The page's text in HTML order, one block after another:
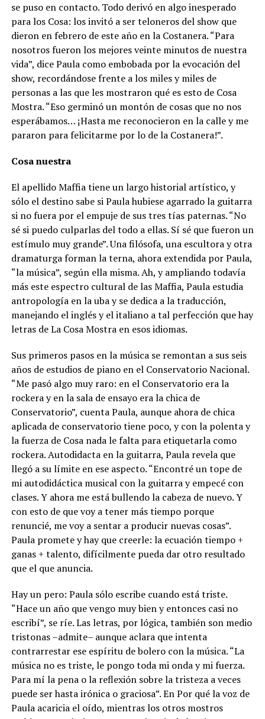
se puso en contacto. Todo derivó en algo inesperado
para los Cosa: los invitó a ser teloneros del show que
dieron en febrero de este año en la Costanera. “Para
nosotros fueron los mejores veinte minutos de nuestra
vida”, dice Paula como embobada por la evocación del
show, recordándose frente a los miles y miles de
personas a las que les mostraron qué es esto de Cosa
Mostra. “Eso germinó un montón de cosas que no nos
esperábamos… ¡Hasta me reconocieron en la calle y me
pararon para felicitarme por lo de la Costanera!”.
Cosa nuestra
El apellido Maffia tiene un largo historial artístico, y
sólo el destino sabe si Paula hubiese agarrado la guitarra
si no fuera por el empuje de sus tres tías paternas. “No
sé si puedo culparlas del todo a ellas. Sí sé que fueron un
estímulo muy grande”. Una filósofa, una escultora y otra
dramaturga forman la terna, ahora extendida por Paula,
“la música”, según ella misma. Ah, y ampliando todavía
más este espectro cultural de las Maffia, Paula estudia
antropología en la uba y se dedica a la traducción,
manejando el inglés y el italiano a tal perfección que hay
letras de La Cosa Mostra en esos idiomas.
Sus primeros pasos en la música se remontan a sus seis
años de estudios de piano en el Conservatorio Nacional.
“Me pasó algo muy raro: en el Conservatorio era la
rockera y en la sala de ensayo era la chica de
Conservatorio”, cuenta Paula, aunque ahora de chica
aplicada de conservatorio tiene poco, y con la polenta y
la fuerza de Cosa nada le falta para etiquetarla como
rockera. Autodidacta en la guitarra, Paula revela que
llegó a su límite en ese aspecto. “Encontré un tope de
mi autodidáctica musical con la guitarra y empecé con
clases. Y ahora me está bullendo la cabeza de nuevo. Y
con esto de que voy a tener más tiempo porque
renuncié, me voy a sentar a producir nuevas cosas”.
Paula promete y hay que creerle: la ecuación tiempo +
ganas + talento, difícilmente pueda dar otro resultado
que el que anuncia.
Hay un pero: Paula sólo escribe cuando está triste.
“Hace un año que vengo muy bien y entonces casi no
escribí”, se ríe. Las letras, por lógica, también son medio
tristonas –admite– aunque aclara que intenta
contrarrestar ese espíritu de bolero con la música. “La
música no es triste, le pongo toda mi onda y mi fuerza.
Para mí la pena o la reflexión sobre la tristeza a veces
puede ser hasta irónica o graciosa”. En Por qué la voz de
Paula acaricia el oído, mientras los otros mostros